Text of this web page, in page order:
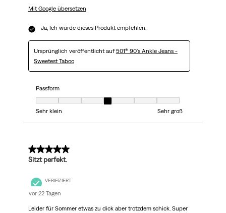
Mit Google übersetzen
Ja, Ich würde dieses Produkt empfehlen.
Ursprünglich veröffentlicht auf501® 90's Ankle Jeans -
Sweetest Taboo
Passform
Passform, 4 von 7, wobei 1 gleich Sehr klein ist und 7 gleich Sehr groß
Sehr klein
Sehr groß
5 von 5 Sternen.
Sitzt perfekt.
VERIFIZIERT
vor 22 Tagen
Leider für Sommer etwas zu dick aber trotzdem schick. Super